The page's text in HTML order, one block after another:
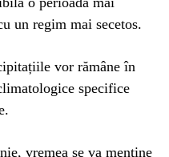
un regim mai secetos.
vor rămâne în
specifice
vremea se va menține